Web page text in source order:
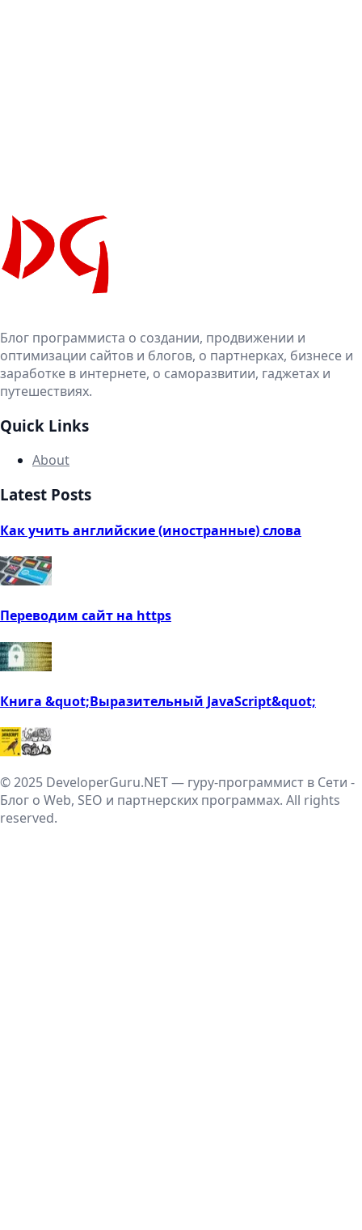
Блог программиста о создании, продвижении и
оптимизации сайтов и блогов, о партнерках, бизнесе и
заработке в интернете, о саморазвитии, гаджетах и
путешествиях.
Quick Links
About
Latest Posts
Как учить английские (иностранные) слова
Переводим сайт на https
Книга &quot;Выразительный JavaScript&quot;
© 2025 DeveloperGuru.NET — гуру-программист в Сети -
Блог о Web, SEO и партнерских программах. All rights
reserved.